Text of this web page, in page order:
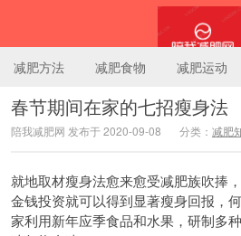
陪我减肥网
减肥方法 减肥食物 减肥运动
春节期间在家的七招瘦身法
陪我减肥网 发布于 2020-09-08 分类： 减肥
就地取材瘦身法愈来愈受减肥族吹捧
金钱投资就可以得到显著瘦身回报，
家利用新年应季食品和水果，研制多